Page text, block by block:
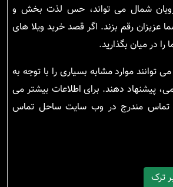
شمال می تواند، حس لذت بخش و
عزیزان رقم بزند. اگر قصد خرید ویلا های
را در میان بگذارید.
توانند موارد مشابه بسیاری را با توجه به
پیشنهاد دهند. برای اطلاعات بیشتر می
تماس مندرج در وب سایت ساحل تماس
ترک